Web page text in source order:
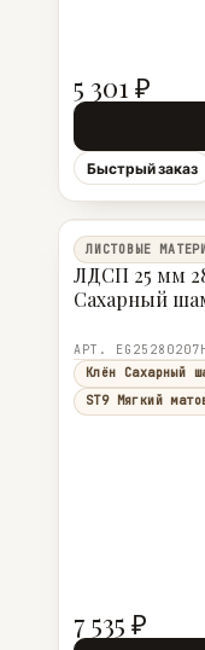
5 301 ₽
Быстрый заказ
ЛИСТОВЫЕ
ЛДСП 25 мм
Сахарный
АРТ.
Клён Сахарный
ST9 Мягкий
7 535 ₽